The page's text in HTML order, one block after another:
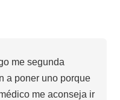
me segunda
a poner uno porque
me aconseja ir